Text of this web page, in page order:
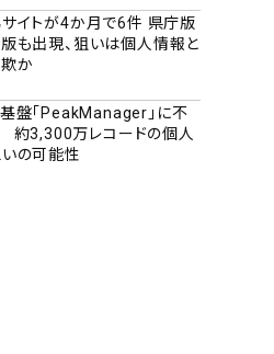
イトが4か月で6件 県庁版
も出現、狙いは個人情報と
か
盤「PeakManager」に不
約3,300万レコードの個人
の可能性